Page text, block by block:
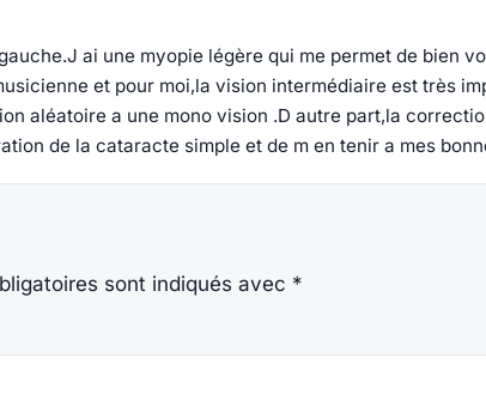
ai une myopie légère qui me permet de bien
et pour moi,la vision intermédiaire est très
aléatoire a une mono vision .D autre part,la
de la cataracte simple et de m en tenir a mes
sont indiqués avec *